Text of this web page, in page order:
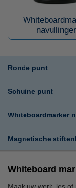
Ronde punt
Schuine punt
Whiteboardmarker
Magnetische
Whiteboard
Maak uw werk, les